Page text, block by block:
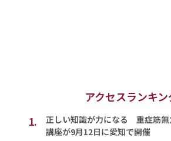
アクセスランキ
1.
正しい知識が力になる 重症筋無
講座が9月12日に愛知で開催